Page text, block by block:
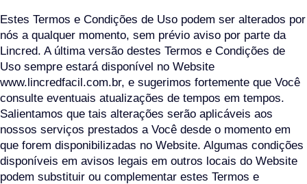
Estes Termos e Condições de Uso podem ser alterados por
nós a qualquer momento, sem prévio aviso por parte da
Lincred. A última versão destes Termos e Condições de
Uso sempre estará disponível no Website
www.lincredfacil.com.br, e sugerimos fortemente que Você
consulte eventuais atualizações de tempos em tempos.
Salientamos que tais alterações serão aplicáveis aos
nossos serviços prestados a Você desde o momento em
que forem disponibilizadas no Website. Algumas condições
disponíveis em avisos legais em outros locais do Website
podem substituir ou complementar estes Termos e